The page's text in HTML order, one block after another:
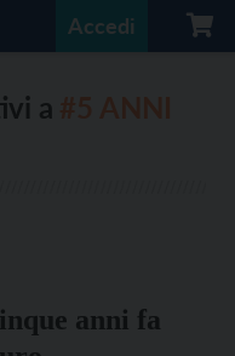
Accedi
a
anni fa